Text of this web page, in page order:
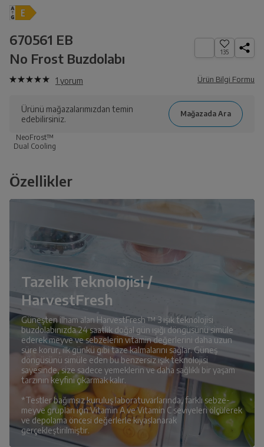
670561 EB
No Frost Buzdolabı
135
1 yorum Ürün Bilgi Formu
Ürünü mağazalarımızdan temin
edebilirsiniz.
NeoFrost™
Dual Cooling
Özellikler
Tazelik Teknolojisi /
HarvestFresh
Güneşten ilham alan HarvestFresh ™ 3 ışık teknolojisi
buzdolabınızda 24 saatlik doğal gün ışığı döngüsünü simüle
ederek meyve ve sebzelerin vitamin değerlerini daha uzun
süre korur, ilk günkü gibi taze kalmalarını sağlar. Güneş
döngüsünü simüle eden bu benzersiz ışık teknolojisi
sayesinde, size sadece yemeklerin ve daha sağlıklı bir yaşam
tarzının keyfini çıkarmak kalır.
*Testler bağımsız kuruluş laboratuvarlarında, farklı sebze-
meyve grupları için Vitamin A ve Vitamin C seviyeleri ölçülerek
ve depolama öncesi değerlerle kıyaslanarak
gerçekleştirilmiştir.